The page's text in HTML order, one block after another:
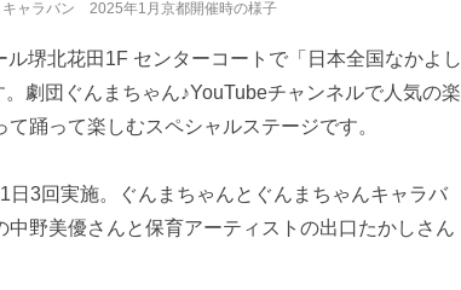
キャラバン 2025年1月京都開催時の様子
堺北花田1F センターコートで「日本全国なかよし
劇団ぐんまちゃん♪YouTubeチャンネルで人気の楽
踊って楽しむスペシャルステージです。
日3回実施。ぐんまちゃんとぐんまちゃんキャラバ
野美優さんと保育アーティストの出口たかしさん